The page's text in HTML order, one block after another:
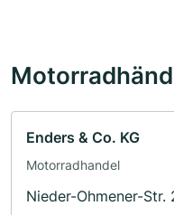
Enders & Co. KG
Motorradhandel
Nieder-Ohmener-